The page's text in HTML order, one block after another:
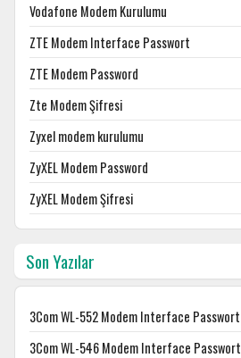
Vodafone Modem Kurulumu
ZTE Modem Interface Passwort
ZTE Modem Password
Zte Modem Şifresi
Zyxel modem kurulumu
ZyXEL Modem Password
ZyXEL Modem Şifresi
Son Yazılar
3Com WL-552 Modem Interface Passwort
3Com WL-546 Modem Interface Passwort